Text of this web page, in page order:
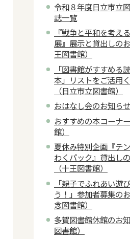
令和８年度日立市立
誌一覧
『戦争と平和を考え
展』展示と貸出しの
王図書館）
「図書館がすすめる
本」リストをご活用
（日立市立図書館）
おはなし会のお知らせ
おすすめの本コーナ
館）
夏休み特別企画『テ
わくパック』貸出し
（十王図書館）
「親子でふれあい遊
う！」参加者募集の
念図書館）
多賀図書館休館のお
図書館）